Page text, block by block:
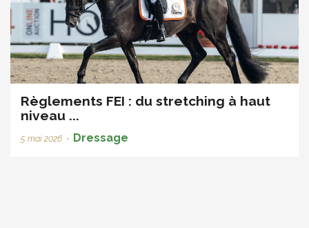
Règlements FEI : du stretching à haut
niveau ...
5 mai 2026 • Dressage